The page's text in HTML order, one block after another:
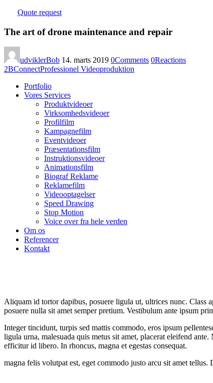
Quote request
The art of drone maintenance and repair
udviklerBob 14. marts 2019 0Comments 0Reactions
2BConnectProfessionel Videoproduktion
Portfolio
Vores Services
Produktvideoer
Virksomhedsvideoer
Profilfilm
Kampagnefilm
Eventvideoer
Præsentationsfilm
Instruktionsvideoer
Animationsfilm
Biograf Reklame
Reklamefilm
Videooptagelser
Speed Drawing
Stop Motion
Voice over fra hele verden
Om os
Referencer
Kontakt
Aliquam id tortor dapibus, posuere ligula ut, ultrices nunc. Class
posuere nulla sit amet semper pretium. Vestibulum ante ipsum
Integer tincidunt, turpis sed mattis commodo, eros ipsum
ligula urna, malesuada quis metus sit amet, placerat eleifend
efficitur id libero. In rhoncus, magna et egestas consequat.
magna felis volutpat est, eget commodo justo arcu sit amet